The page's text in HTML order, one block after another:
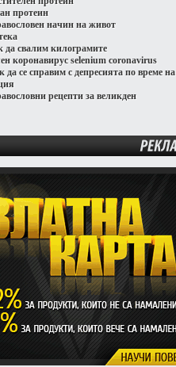
протеин
начин на живот
да свалим килограмите
коронавирус selenium coronavirus
да се справим с депресията по време на
рецепти за великден